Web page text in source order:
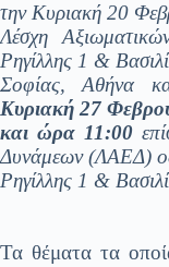
την Κυριακή 20
Λέσχη
Ρηγίλλης 1 &
Σοφίας, Αθήνα
Κυριακή 27
και ώρα 11:00
Δυνάμεων (ΛΑΕΔ)
Ρηγίλλης 1 &
Τα θέματα τα